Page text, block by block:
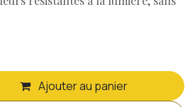
Ajouter au panier